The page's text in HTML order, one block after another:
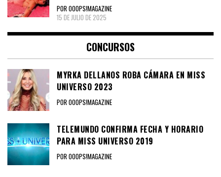
POR OOOPS!MAGAZINE
15 DE JULIO DE 2025
CONCURSOS
MYRKA DELLANOS ROBA CÁMARA EN MISS
UNIVERSO 2023
POR OOOPS!MAGAZINE
TELEMUNDO CONFIRMA FECHA Y HORARIO
PARA MISS UNIVERSO 2019
POR OOOPS!MAGAZINE